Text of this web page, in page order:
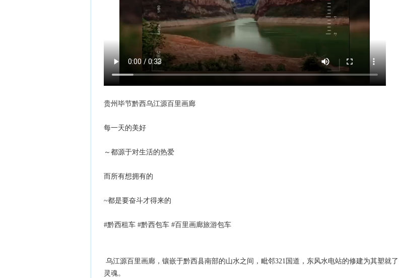
贵州毕节黔西乌江源百里画廊
每一天的美好
～都源于对生活的热爱
而所有想拥有的
~都是要奋斗才得来的
#黔西租车 #黔西包车 #百里画廊旅游包车
乌江源百里画廊，镶嵌于黔西县南部的山水之间，毗邻321国道，东风水电站的修建为其塑就了
灵魂。